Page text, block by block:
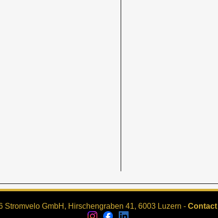
Stromvelo GmbH, Hirschengraben 41, 6003 Luzern -